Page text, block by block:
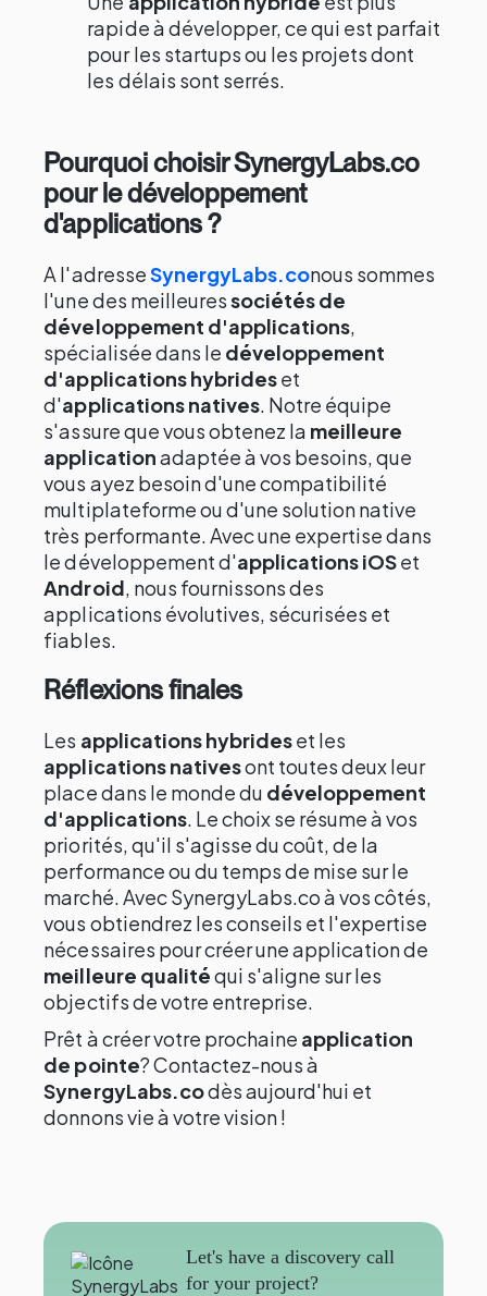
rapide à développer, ce qui est parfait
pour les startups ou les projets dont
les délais sont serrés.
Pourquoi choisir SynergyLabs.co
pour le développement
d'applications ?
A l'adresseSynergyLabs.conous sommes
l'une des meilleuressociétés de
développement d'applications,
spécialisée dans le développement
d'applications hybrideset
d'applications natives. Notre équipe
s'assure que vous obtenez la meilleure
applicationadaptée à vos besoins, que
vous ayez besoin d'une compatibilité
multiplateforme ou d'une solution native
très performante. Avec une expertise dans
le développement d'applications iOSet
Android, nous fournissons des
applications évolutives, sécurisées et
fiables.
Réflexions finales
Les applications hybrideset les
applications nativesont toutes deux leur
place dans le monde du développement
d'applications. Le choix se résume à vos
priorités, qu'il s'agisse du coût, de la
performance ou du temps de mise sur le
marché. Avec SynergyLabs.co à vos côtés,
vous obtiendrez les conseils et l'expertise
nécessaires pour créer une application de
meilleure qualitéqui s'aligne sur les
objectifs de votre entreprise.
Prêt à créer votre prochaine application
de pointe? Contactez-nous à
SynergyLabs.codès aujourd'hui et
donnons vie à votre vision !
Let's have a discovery call
for your project?